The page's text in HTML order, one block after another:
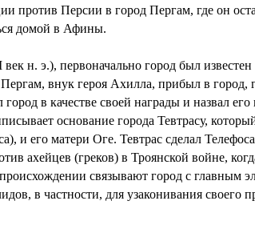
против Персии в город Пергам, где он
домой в Афины.
век н. э.), первоначально город был
внук героя Ахилла, прибыл в город,
в качестве своей награды и назвал
основание города Тевтрасу,
и его матери Оге. Тевтрас сделал
ахейцев (греков) в Троянской войне,
связывают город с главным
в частности, для узаконивания своего